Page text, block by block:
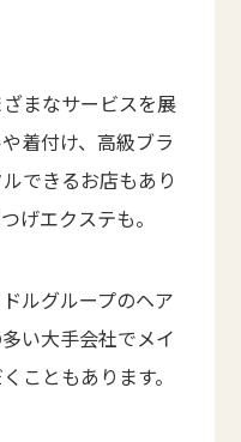
まなサービスを展
着付け、高級ブラ
できるお店もあり
げエクステも。
ルグループのヘア
い大手会社でメイ
こともあります。